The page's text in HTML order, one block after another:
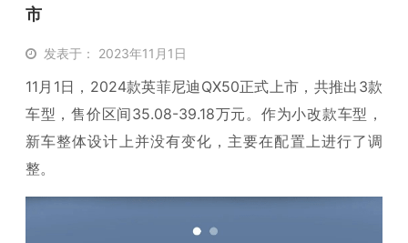
市
发表于： 2023年11月1日
11月1日，2024款英菲尼迪QX50正式上市，共推出3款
车型，售价区间35.08-39.18万元。作为小改款车型，
新车整体设计上并没有变化，主要在配置上进行了调
整。